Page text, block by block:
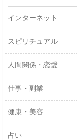
インターネット
スピリチュアル
人間関係・恋愛
仕事・副業
健康・美容
占い